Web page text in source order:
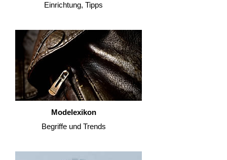
Einrichtung, Tipps
Modelexikon
Begriffe und Trends